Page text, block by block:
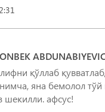
қўллаб
яна бемолол
шекилли. афсус!